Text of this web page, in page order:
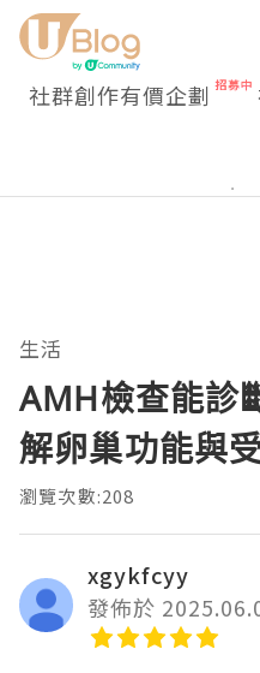
社群創作有價企劃
生活
AMH檢查能診
解卵巢功能與
瀏覽次數:208
xgykfcyy
發佈於